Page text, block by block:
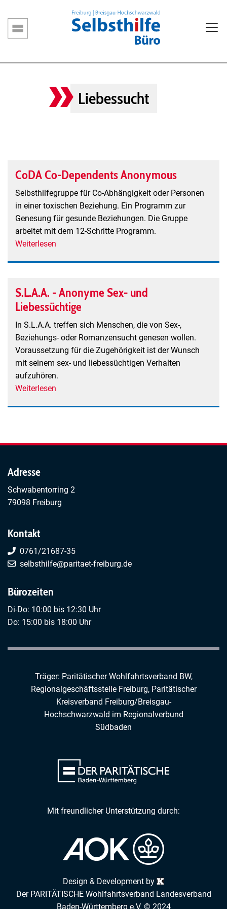
zum
Inhalt
Hauptnavigation
Liebessucht
CoDA Co-Dependents Anonymous
Selbsthilfegruppe für Co-Abhängigkeit oder Personen
in einer toxischen Beziehung. Ein Programm zur
Genesung für gesunde Beziehungen. Die Gruppe
arbeitet mit dem 12-Schritte Programm.
Weiterlesen
Anonymous
S.L.A.A. - Anonyme Sex- und
Liebessüchtige
In S.L.A.A. treffen sich Menschen, die von Sex-,
Beziehungs- oder Romanzensucht genesen wollen.
Voraussetzung für die Zugehörigkeit ist der Wunsch
mit seinem sex- und liebessüchtigen Verhalten
aufzuhören.
Weiterlesen
Adresse
Schwabentorring 2
79098 Freiburg
Kontakt
0761/21687-35
selbsthilfe@paritaet-freiburg.de
Bürozeiten
Di-Do: 10:00 bis 12:30 Uhr
Do: 15:00 bis 18:00 Uhr
Träger: Paritätischer Wohlfahrtsverband BW,
Regionalgeschäftsstelle Freiburg, Paritätischer
Kreisverband Freiburg/Breisgau-
Hochschwarzwald im Regionalverbund
Südbaden
Mit freundlicher Unterstützung durch:
Design & Development by
Der PARITÄTISCHE Wohlfahrtsverband Landesverband
Baden-Württemberg e.V. © 2024